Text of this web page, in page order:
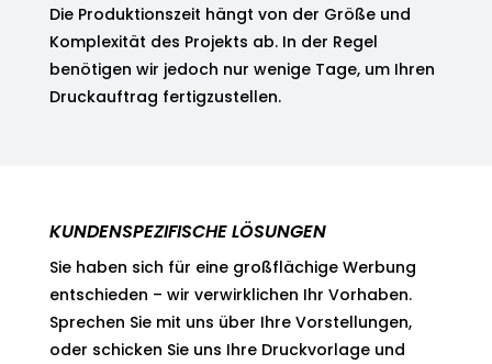
Die Produktionszeit hängt von der Größe und
Komplexität des Projekts ab. In der Regel
benötigen wir jedoch nur wenige Tage, um Ihren
Druckauftrag fertigzustellen.
KUNDENSPEZIFISCHE LÖSUNGEN
Sie haben sich für eine großflächige Werbung
entschieden – wir verwirklichen Ihr Vorhaben.
Sprechen Sie mit uns über Ihre Vorstellungen,
oder schicken Sie uns Ihre Druckvorlage und